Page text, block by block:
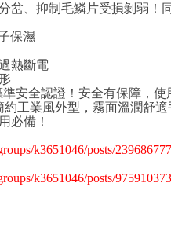
岔、抑制毛鱗片受損剝弱！
保濕
熱斷電
安全認證！安全有保障，使
工業風外型，霧面溫潤舒適
必備！
k3651046/posts/
k3651046/posts/